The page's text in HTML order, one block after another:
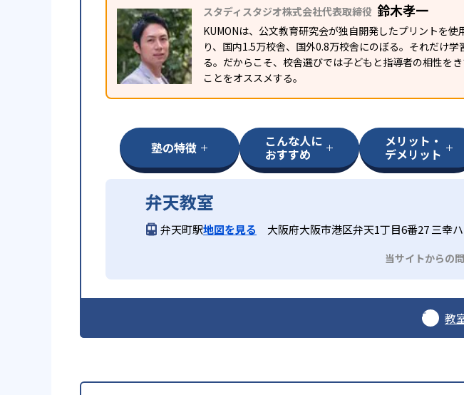
スタディスタジオ株式会社代表取締役 鈴木孝一
KUMONは、公文教育研究会が独自開発したプリントを
り、国内1.5万校舎、国外0.8万校舎にのぼる。それだけ
る。だからこそ、校舎選びでは子どもと指導者の相性を
ことをオススメする。
塾の特徴 こんな人に
おすすめ
メリット・
デメリット
弁天教室
弁天町駅地図を見る 大阪府大阪市港区弁天1丁目6番27 三幸
当サイトからの
教